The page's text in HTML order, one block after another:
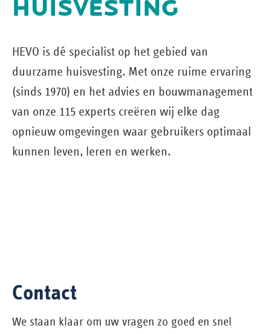
HUISVESTING
HEVO is dé specialist op het gebied van
duurzame huisvesting. Met onze ruime ervaring
(sinds 1970) en het advies en bouw­management
van onze 115 experts creëren wij elke dag
opnieuw omgevingen waar gebruikers optimaal
kunnen leven, leren en werken.
Contact
We staan klaar om uw vragen zo goed en snel